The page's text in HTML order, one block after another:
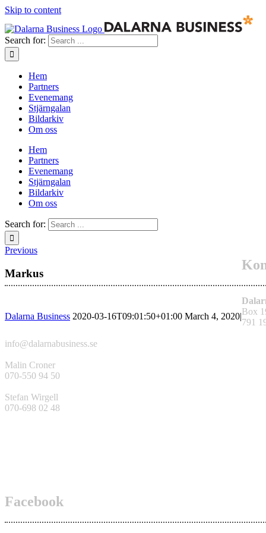
Skip to content
Search for:
Hem
Partners
Evenemang
Stjärngalan
Bildarkiv
Om oss
Hem
Partners
Evenemang
Stjärngalan
Bildarkiv
Om oss
Search for:
Previous
Markus
Dalarna Business 2020-03-16T09:01:50+01:00 March 4, 2020|
Box
791
info@dalarnabusiness.se
Malin Croner
070-550 94 50
Stefan Wirgell
070-698 02 48
Facebook